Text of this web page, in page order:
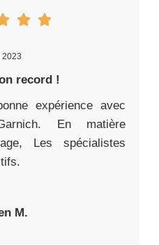
2023
record !
expérience avec
En matière
Les spécialistes
M.